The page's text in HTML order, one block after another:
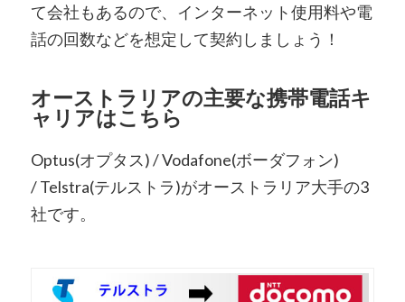
て会社もあるので、インターネット使用料や電
話の回数などを想定して契約しましょう！
オーストラリアの主要な携帯電話キ
ャリアはこちら
Optus(オプタス) /Vodafone(ボーダフォン)
/Telstra(テルストラ)がオーストラリア大手の3
社です。